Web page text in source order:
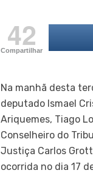
42
Compartilhar
Na manhã desta
deputado Ismael
Ariquemes, Tiago
Conselheiro do
Justiça Carlos
ocorrida no dia 17